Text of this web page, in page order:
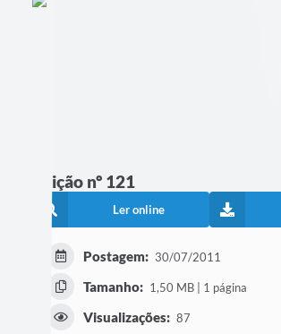
Edição nº 121
Ler online
Postagem: 30/07/2011
Tamanho: 1,50 MB | 1 página
Visualizações: 87